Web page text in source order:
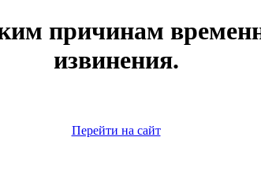
причинам
извинения.
Перейти на сайт